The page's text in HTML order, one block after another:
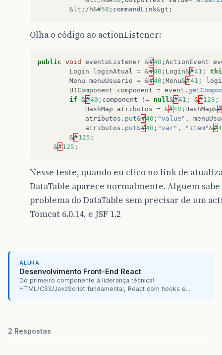
& lt ; / h&#58 ; commandLink&gt ;
Olha o código ao actionListener:
public void eventoListener &#40 ; ActionEvent
Login
loginAtual = &#40 ; Login&#41 ;
Menu menuUsuario = &#40 ; Menu&#41 ;
UIComponent
component = event .
if &#40 ; component != null &#41 ; &#123 ;
HashMap
atributos = &#40 ; HashMap&#
atributos . put&#40 ; "value" ,
atributos . put&#40 ; "var" , "item"&#
&#125 ;
&#125 ;
Nesse teste, quando eu clico no link de
DataTable aparece normalmente. Alguem
problema do DataTable sem precisar de um
Tomcat 6.0.14, e JSF 1.2
ALURA
Desenvolvimento Front-End React
Do primeiro componente à liderança técnica!
HTML/CSS/JavaScript fundamental, React com hooks e...
2 Respostas